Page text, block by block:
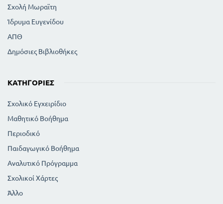
Σχολή Μωραϊτη
Ίδρυμα Ευγενίδου
ΑΠΘ
Δημόσιες Βιβλιοθήκες
ΚΑΤΗΓΟΡΊΕΣ
Σχολικό Εγχειρίδιο
Μαθητικό Βοήθημα
Περιοδικό
Παιδαγωγικό Βοήθημα
Αναλυτικό Πρόγραμμα
Σχολικοί Χάρτες
Άλλο